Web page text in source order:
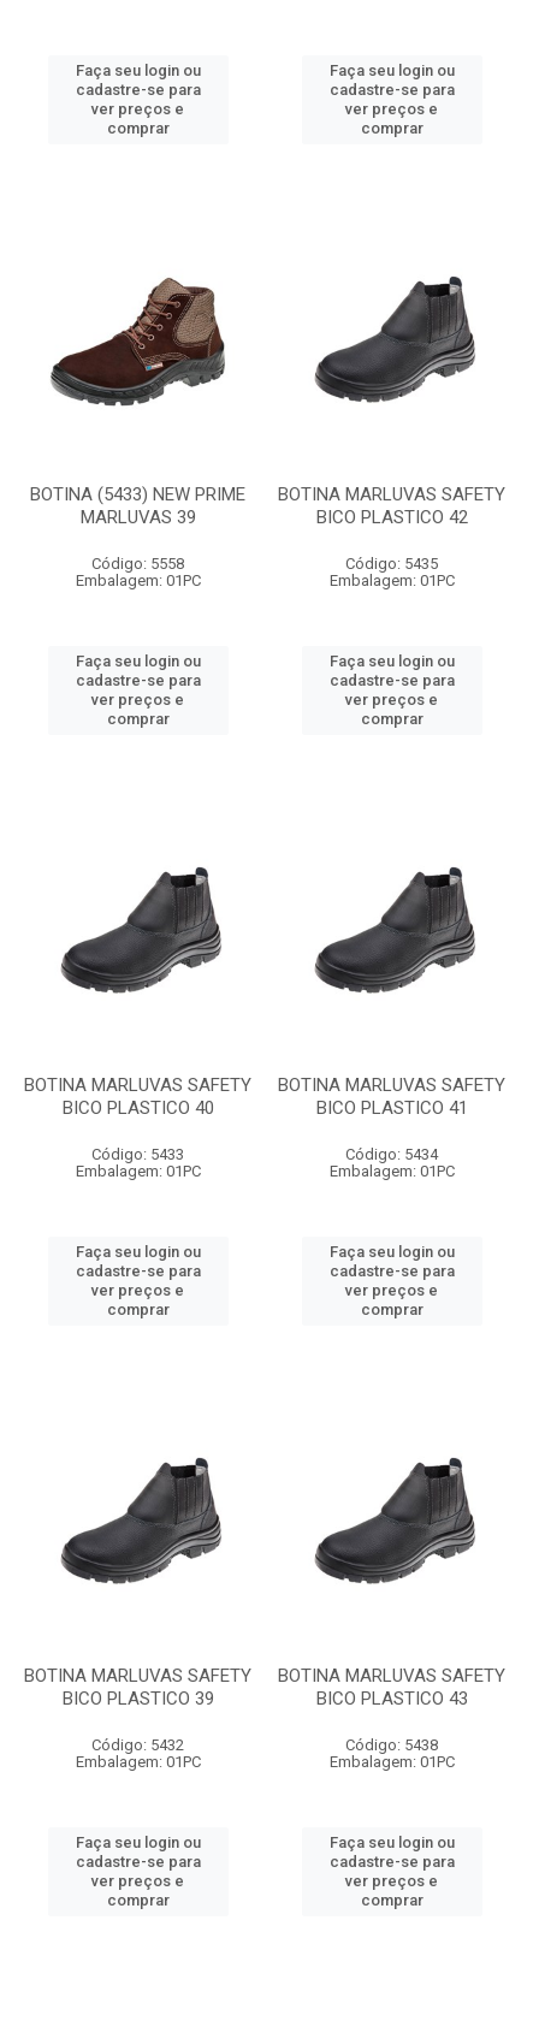
Faça seu login ou
cadastre-se para
ver preços e
comprar
Faça seu login ou
cadastre-se para
ver preços e
comprar
BOTINA (5433) NEW PRIME
MARLUVAS 39
Código: 5558
Embalagem: 01PC
Faça seu login ou
cadastre-se para
ver preços e
comprar
BOTINA MARLUVAS SAFETY
BICO PLASTICO 42
Código: 5435
Embalagem: 01PC
Faça seu login ou
cadastre-se para
ver preços e
comprar
BOTINA MARLUVAS SAFETY
BICO PLASTICO 40
Código: 5433
Embalagem: 01PC
Faça seu login ou
cadastre-se para
ver preços e
comprar
BOTINA MARLUVAS SAFETY
BICO PLASTICO 41
Código: 5434
Embalagem: 01PC
Faça seu login ou
cadastre-se para
ver preços e
comprar
BOTINA MARLUVAS SAFETY
BICO PLASTICO 39
Código: 5432
Embalagem: 01PC
Faça seu login ou
cadastre-se para
ver preços e
comprar
BOTINA MARLUVAS SAFETY
BICO PLASTICO 43
Código: 5438
Embalagem: 01PC
Faça seu login ou
cadastre-se para
ver preços e
comprar